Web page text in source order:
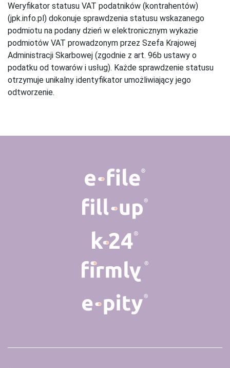
Weryfikator statusu VAT podatników (kontrahentów)
(jpk.info.pl) dokonuje sprawdzenia statusu wskazanego
podmiotu na podany dzień w elektronicznym wykazie
podmiotów VAT prowadzonym przez Szefa Krajowej
Administracji Skarbowej (zgodnie z art. 96b ustawy o
podatku od towarów i usług). Każde sprawdzenie statusu
otrzymuje unikalny identyfikator umożliwiający jego
odtworzenie.